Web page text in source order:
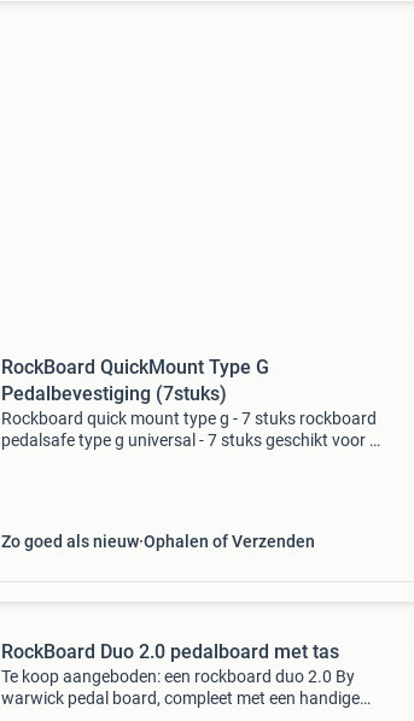
RockBoard QuickMount Type G
Pedalbevestiging (7stuks)
Rockboard quick mount type g - 7 stuks rockboard
pedalsafe type g universal - 7 stuks geschikt voor tc
Zo goed als nieuw Ophalen of Verzenden
RockBoard Duo 2.0 pedalboard met tas
Te koop aangeboden: een rockboard duo 2.0 By
warwick pedal board, compleet met een handige